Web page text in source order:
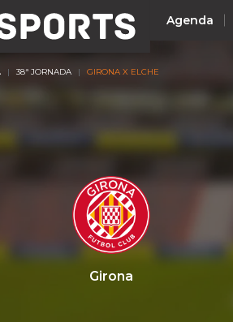
Agenda
38ª JORNADA GIRONA X ELCHE
Girona